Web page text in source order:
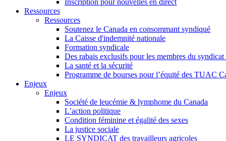
Inscription pour nouvelles en direct
Ressources
Ressources
Soutenez le Canada en consommant syndiqué
La Caisse d'indemnité nationale
Formation syndicale
Des rabais exclusifs pour les membres du
La santé et la sécurité
Programme de bourses pour l’équité des TUAC
Enjeux
Enjeux
Société de leucémie & lymphome du Canada
L’action politique
Condition féminine et égalité des sexes
La justice sociale
LE SYNDICAT des travailleurs agricoles